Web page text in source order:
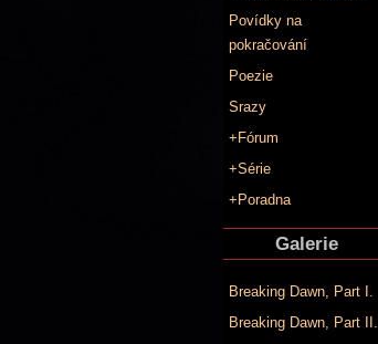
Povídky na
pokračování
Poezie
Srazy
+Fórum
+Série
+Poradna
Galerie
Breaking Dawn, Part I.
Breaking Dawn, Part II.